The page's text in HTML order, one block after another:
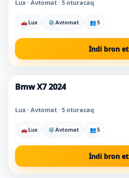
Lux · Avtomat · 5 oturacaq
🚗 Lux ⚙Avtomat 👥5
İndi bron et
Super qiymət
Bmw X7 2024
Lux · Avtomat · 5 oturacaq
🚗 Lux ⚙Avtomat 👥5
İndi bron et